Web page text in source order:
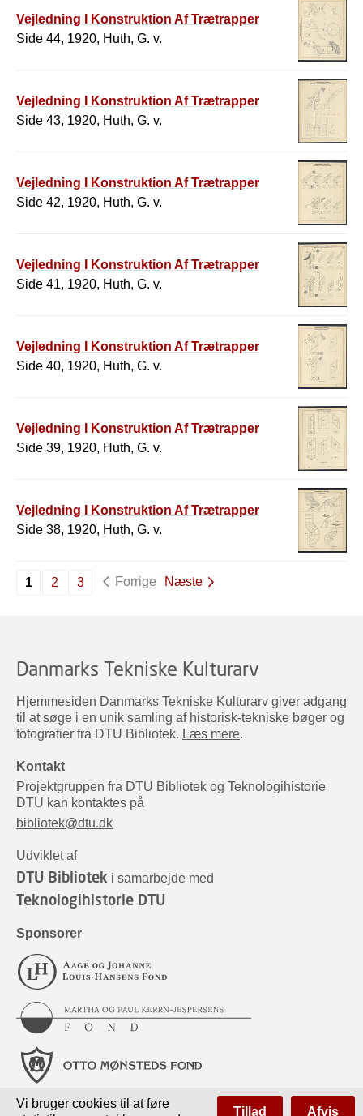
Vejledning I Konstruktion Af Trætrapper
Side 44, 1920, Huth, G. v.
Vejledning I Konstruktion Af Trætrapper
Side 43, 1920, Huth, G. v.
Vejledning I Konstruktion Af Trætrapper
Side 42, 1920, Huth, G. v.
Vejledning I Konstruktion Af Trætrapper
Side 41, 1920, Huth, G. v.
Vejledning I Konstruktion Af Trætrapper
Side 40, 1920, Huth, G. v.
Vejledning I Konstruktion Af Trætrapper
Side 39, 1920, Huth, G. v.
Vejledning I Konstruktion Af Trætrapper
Side 38, 1920, Huth, G. v.
1 2 3 Forrige Næste
Danmarks Tekniske Kulturarv
Hjemmesiden Danmarks Tekniske Kulturarv giver adgang
til at søge i en unik samling af historisk-tekniske bøger og
fotografier fra DTU Bibliotek. Læs mere.
Kontakt
Projektgruppen fra DTU Bibliotek og Teknologihistorie
DTU kan kontaktes på
bibliotek@dtu.dk
Udviklet af
DTU Bibliotek i samarbejde med
Teknologihistorie DTU
Sponsorer
Vi bruger cookies til at føre
Tillad Afvis